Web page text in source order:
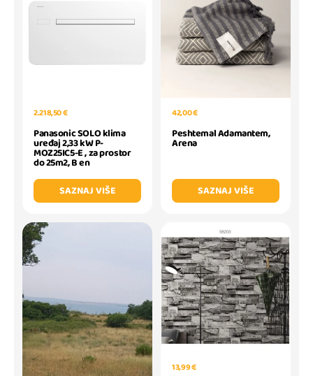
2.218,50 €
Panasonic SOLO klima
uređaj 2,33 kW P-
MOZ25IC5-E , za prostor
do 25m2, B en
SAZNAJ VIŠE
42,00 €
Peshtemal Adamantem,
Arena
SAZNAJ VIŠE
13,99 €